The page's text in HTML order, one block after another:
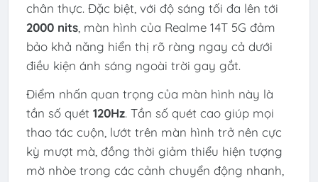
chân thực. Đặc biệt, với độ sáng tối đa lên tới
2000 nits, màn hình của Realme 14T 5G đảm
bảo khả năng hiển thị rõ ràng ngay cả dưới
điều kiện ánh sáng ngoài trời gay gắt.
Điểm nhấn quan trọng của màn hình này là
tần số quét 120Hz. Tần số quét cao giúp mọi
thao tác cuộn, lướt trên màn hình trở nên cực
kỳ mượt mà, đồng thời giảm thiểu hiện tượng
mờ nhòe trong các cảnh chuyển động nhanh,